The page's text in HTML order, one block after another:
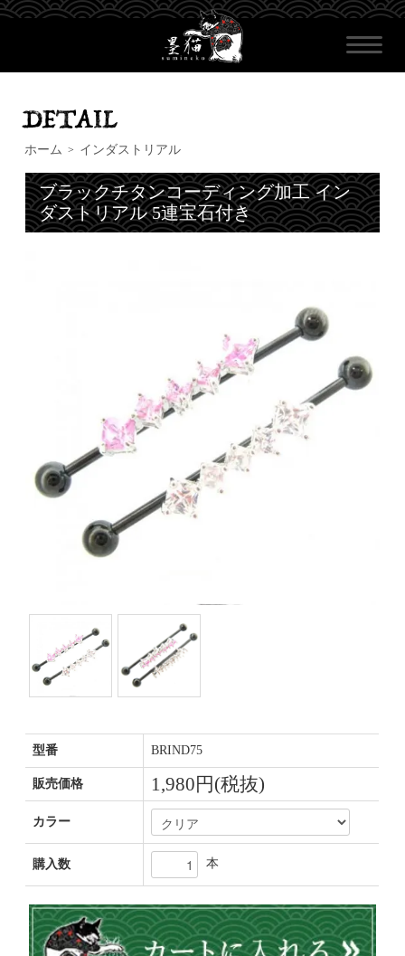
ホーム > インダストリアル
ブラックチタンコーディング加工 イン
ダストリアル 5連宝石付き
型番 BRIND75
販売価格 1,980円(税抜)
カラー
購入数 本